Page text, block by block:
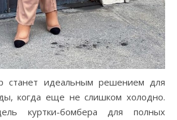
станет идеальным решением для
когда еще не слишком холодно.
куртки-бомбера для полных